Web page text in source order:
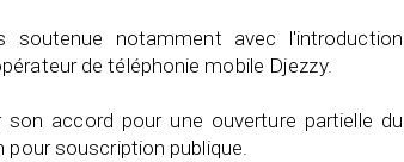
notamment avec l'introduction
de téléphonie mobile Djezzy.
accord pour une ouverture partielle du
pour souscription publique.